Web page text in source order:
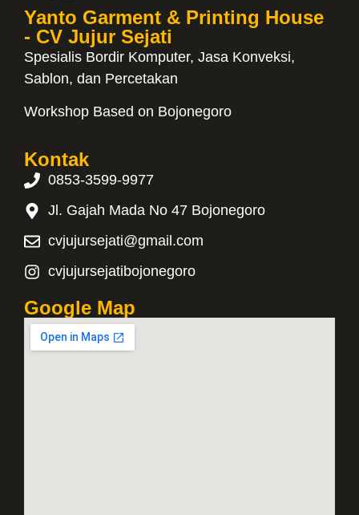
Yanto Garment & Printing House
- CV Jujur Sejati
Spesialis Bordir Komputer, Jasa Konveksi,
Sablon, dan Percetakan
Workshop Based on Bojonegoro
Kontak
0853-3599-9977
Jl. Gajah Mada No 47 Bojonegoro
cvjujursejati@gmail.com
cvjujursejatibojonegoro
Google Map